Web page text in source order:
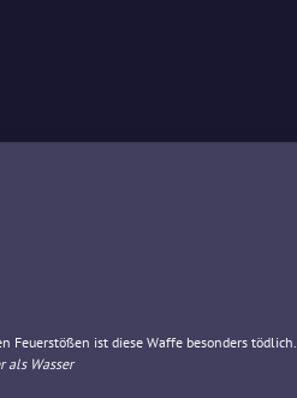
Feuerstößen ist diese Waffe besonders tödlich.
als Wasser